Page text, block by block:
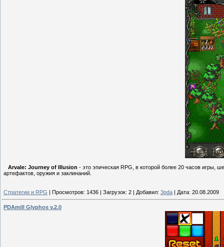
Arvale: Journey of Illusion - это эпическая RPG, в которой более 20 часов игры,
артефактов, оружия и заклинаний.
Стратегии и RPG | Просмотров: 1436 | Загрузок: 2 | Добавил: 3pda | Дата: 20.08.2009
PDAmill Glyphos v.2.0